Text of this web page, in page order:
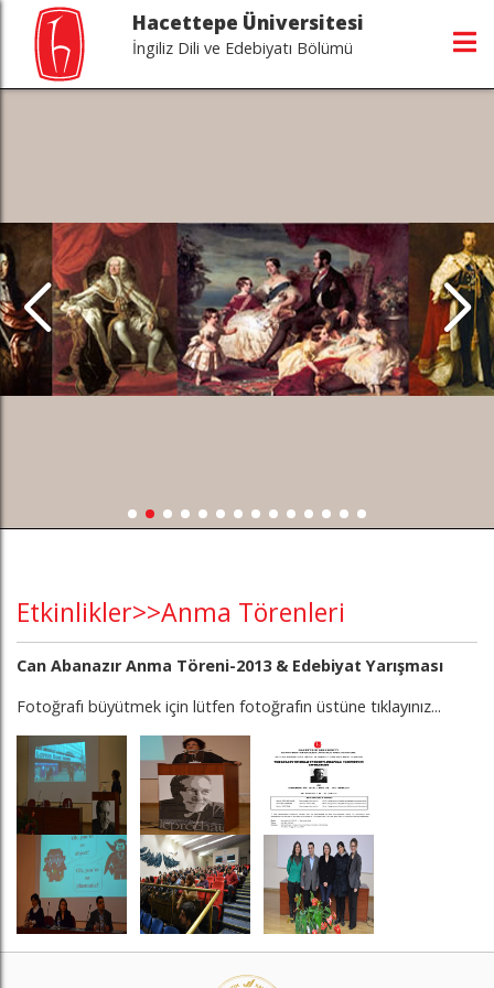
Hacettepe Üniversitesi
İngiliz Dili ve Edebiyatı Bölümü
Etkinlikler>>Anma Törenleri
Can Abanazır Anma Töreni-2013 & Edebiyat Yarışması
Fotoğrafı büyütmek için lütfen fotoğrafın üstüne tıklayınız...